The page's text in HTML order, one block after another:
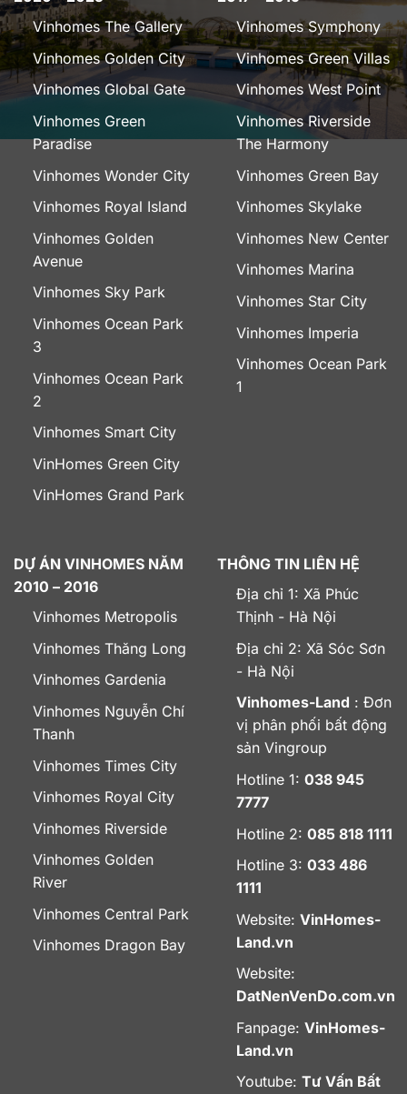
Vinhomes The Gallery
Vinhomes Golden City
Vinhomes Global Gate
Vinhomes Green
Paradise
Vinhomes Wonder City
Vinhomes Royal Island
Vinhomes Golden
Avenue
Vinhomes Sky Park
Vinhomes Ocean Park
3
Vinhomes Ocean Park
2
Vinhomes Smart City
VinHomes Green City
VinHomes Grand Park
Vinhomes Symphony
Vinhomes Green Villas
Vinhomes West Point
Vinhomes Riverside
The Harmony
Vinhomes Green Bay
Vinhomes Skylake
Vinhomes New Center
Vinhomes Marina
Vinhomes Star City
Vinhomes Imperia
Vinhomes Ocean Park
1
DỰ ÁN VINHOMES NĂM
2010 – 2016
Vinhomes Metropolis
Vinhomes Thăng Long
Vinhomes Gardenia
Vinhomes Nguyễn Chí
Thanh
Vinhomes Times City
Vinhomes Royal City
Vinhomes Riverside
Vinhomes Golden
River
Vinhomes Central Park
Vinhomes Dragon Bay
THÔNG TIN LIÊN HỆ
Địa chỉ 1: Xã Phúc
Thịnh - Hà Nội
Địa chỉ 2: Xã Sóc Sơn
- Hà Nội
Vinhomes-Land : Đơn
vị phân phối bất động
sản Vingroup
Hotline 1: 038 945
7777
Hotline 2: 085 818 1111
Hotline 3: 033 486
1111
Website: VinHomes-
Land.vn
Website:
DatNenVenDo.com.vn
Fanpage: VinHomes-
Land.vn
Youtube: Tư Vấn Bất